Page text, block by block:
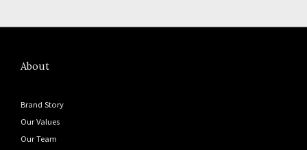
About
Brand Story
Our Values
Our Team